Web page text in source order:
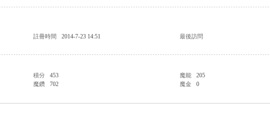
註冊時間 2014-7-23 14:51
最後訪問
積分 453 魔能
205
魔鑽 702 魔金 0